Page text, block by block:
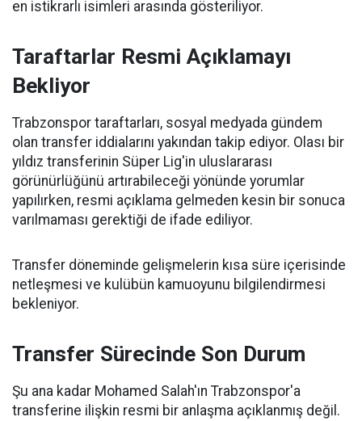
en istikrarlı isimleri arasında gösteriliyor.
Taraftarlar Resmi Açıklamayı
Bekliyor
Trabzonspor taraftarları, sosyal medyada gündem
olan transfer iddialarını yakından takip ediyor. Olası bir
yıldız transferinin Süper Lig'in uluslararası
görünürlüğünü artırabileceği yönünde yorumlar
yapılırken, resmi açıklama gelmeden kesin bir sonuca
varılmaması gerektiği de ifade ediliyor.
Transfer döneminde gelişmelerin kısa süre içerisinde
netleşmesi ve kulübün kamuoyunu bilgilendirmesi
bekleniyor.
Transfer Sürecinde Son Durum
Şu ana kadar Mohamed Salah'ın Trabzonspor'a
transferine ilişkin resmi bir anlaşma açıklanmış değil.